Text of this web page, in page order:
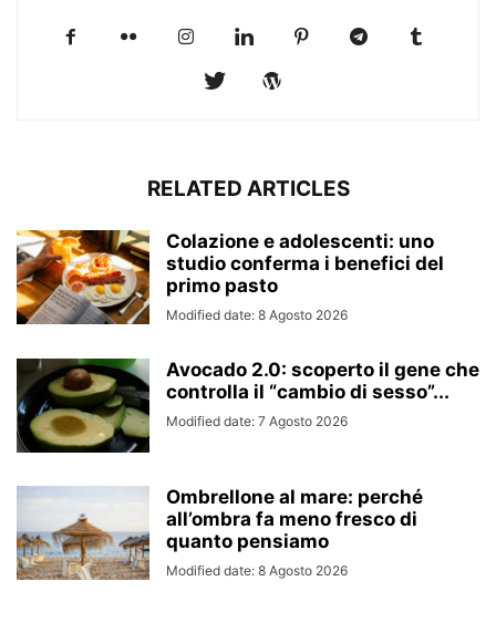
RELATED ARTICLES
Colazione e adolescenti: uno
studio conferma i benefici del
primo pasto
Modified date: 8 Agosto 2026
Avocado 2.0: scoperto il gene che
controlla il “cambio di sesso”...
Modified date: 7 Agosto 2026
Ombrellone al mare: perché
all’ombra fa meno fresco di
quanto pensiamo
Modified date: 8 Agosto 2026